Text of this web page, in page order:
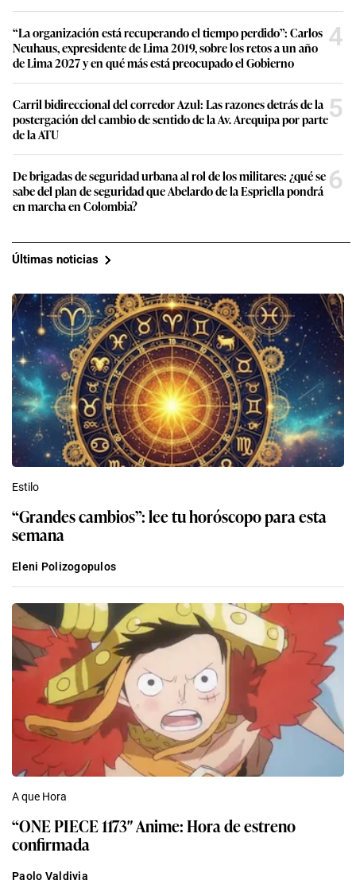
“La organización está recuperando el tiempo perdido”: Carlos
Neuhaus, expresidente de Lima 2019, sobre los retos a un año
de Lima 2027 y en qué más está preocupado el Gobierno
4
Carril bidireccional del corredor Azul: Las razones detrás de la
postergación del cambio de sentido de la Av. Arequipa por parte
de la ATU
5
De brigadas de seguridad urbana al rol de los militares: ¿qué se
sabe del plan de seguridad que Abelardo de la Espriella pondrá
en marcha en Colombia?
6
Últimas noticias
Estilo
“Grandes cambios”: lee tu horóscopo para esta
semana
Eleni Polizogopulos
A que Hora
“ONE PIECE 1173″ Anime: Hora de estreno
confirmada
Paolo Valdivia